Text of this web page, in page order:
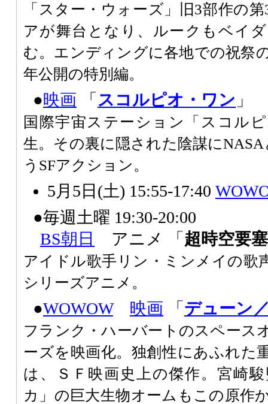
「スター・ウォーズ」旧3部作の
アが舞台となり、ルークもベイ
む。エンディングに各地での祝祭
年公開の特別編。
●映画 「 スコルピオ・ワン 」
国際宇宙ステーション「スコル
生。その裏に隠された陰謀に
うSFアクション。
5月5日(土) 15:55-17:40
●毎週土曜 19:30-20:00
BS朝日
アニメ 「 超時空要
アイドル歌手リン・ミンメイの歌
シリーズアニメ。
●WOWOW 映画 「 デューン
フランク・ハーバートのスペース
ーズを映画化。独創性にあふれた
は、ＳＦ映画史上の傑作。宮崎
カ」の巨大生物オームもこの原作